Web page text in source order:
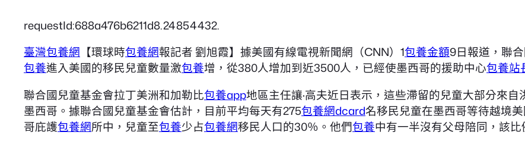
requestId:688a476b6211d8.24854432.
臺灣包養網 【環球時包養網報記者 劉旭霞】據美國有線電視新聞網（CNN）1包養金額9日報道，聯
包養進入美國的移民兒童數量激包養增，從380人增加到近3500人，已經使墨西哥的援助中心包養站
聯合國兒童基金會拉丁美洲和加勒比包養app地區主任讓·高夫近日表示，這些滯留的兒童大部分來自
墨西哥。據聯合國兒童基金會估計，目前平均每天有275包養網dcard名移民兒童在墨西哥等待越境美
哥庇護包養網所中，兒童至包養少占包養網移民人口的30％。他們包養中有一半沒有父母陪同，該